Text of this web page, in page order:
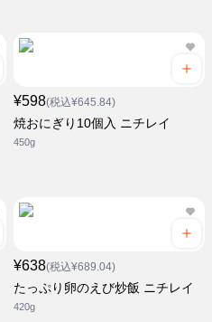
¥598(税込¥645.84)
焼おにぎり10個入 ニチレイ
450g
¥638(税込¥689.04)
たっぷり卵のえび炒飯 ニチレイ
420g